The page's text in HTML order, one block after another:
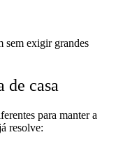
sem exigir grandes
de casa
para manter a
resolve: